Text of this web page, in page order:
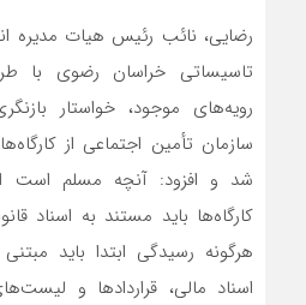
رضایی، نائب رئیس هیات مدیره
تاسیساتی خراسان رضوی با
رویه‌های موجود، خواستار
سازمان تأمین اجتماعی از
شد و افزود: آنچه مسلم است
کارگاه‌ها باید مستند به اسناد
هرگونه رسیدگی ابتدا باید
اسناد مالی، قراردادها و